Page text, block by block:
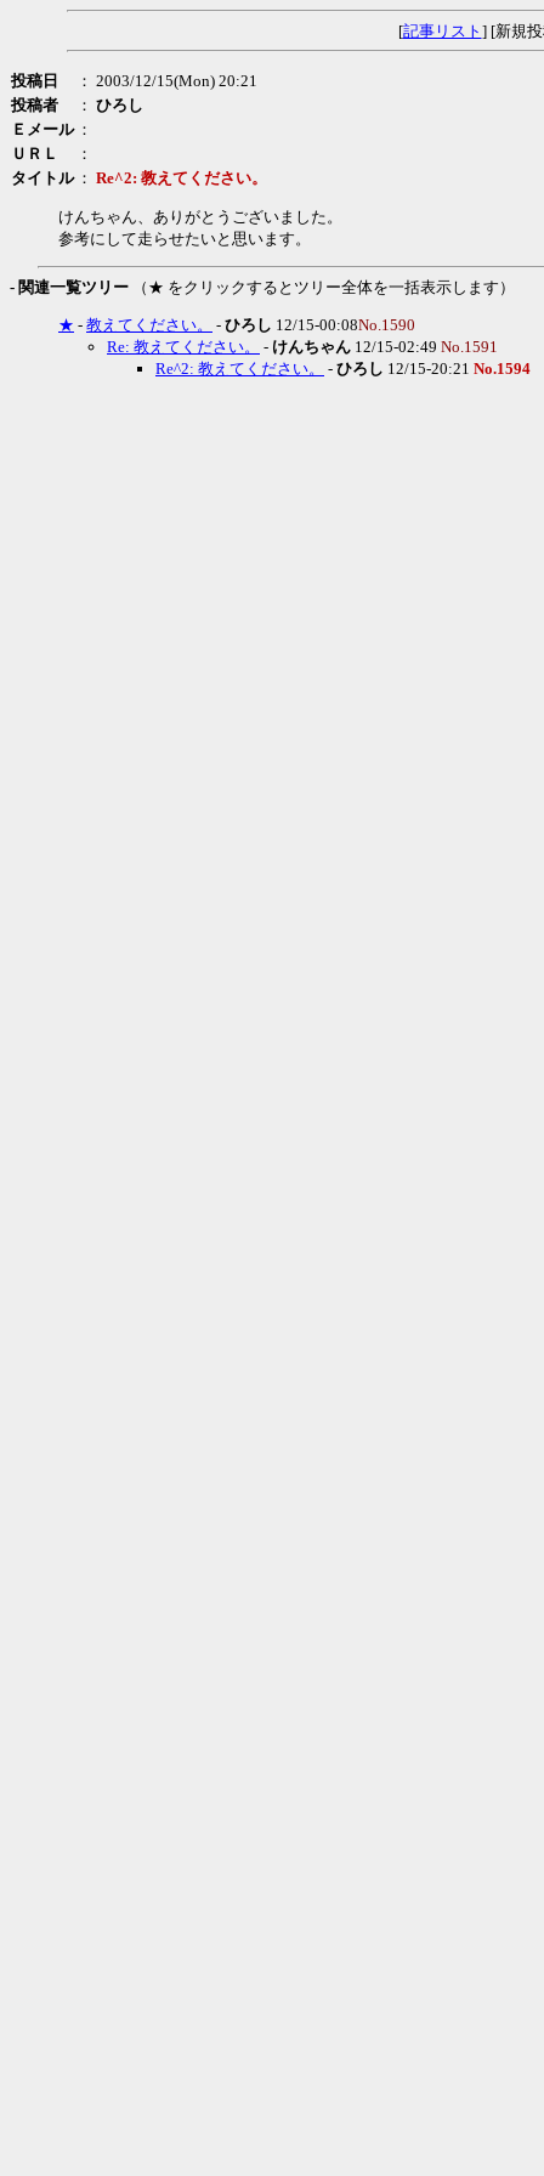
[記事リスト ] [新規
投稿日
： 2003/12/15(Mon) 20:21
投稿者
： ひろし
Ｅメール ：
ＵＲＬ
：
タイトル ： Re^2: 教えてください。
けんちゃん、ありがとうございました。
参考にして走らせたいと思います。
- 関連一覧ツリー （★ をクリックするとツリー全体を一括表示します）
★ - 教えてください。 - ひろし 12/15-00:08No.1590
Re: 教えてください。
- けんちゃん 12/15-02:49 No.1591
Re^2: 教えてください。
- ひろし 12/15-20:21 No.1594